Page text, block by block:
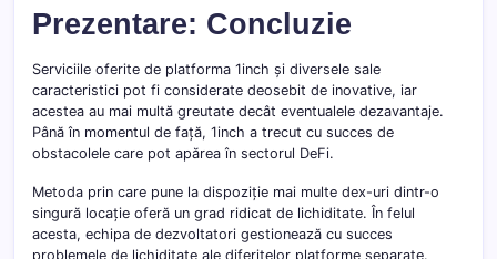
Prezentare: Concluzie
Serviciile oferite de platforma 1inch și diversele sale
caracteristici pot fi considerate deosebit de inovative, iar
acestea au mai multă greutate decât eventualele dezavantaje.
Până în momentul de față, 1inch a trecut cu succes de
obstacolele care pot apărea în sectorul DeFi.
Metoda prin care pune la dispoziție mai multe dex-uri dintr-o
singură locație oferă un grad ridicat de lichiditate. În felul
acesta, echipa de dezvoltatori gestionează cu succes
problemele de lichiditate ale diferitelor platforme separate.